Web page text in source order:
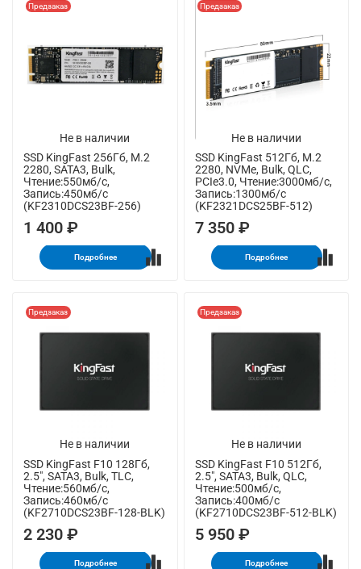
Не в наличии
Предзаказ
SSD KingFast 256Гб, M.2
2280, SATA3, Bulk,
Чтение:550мб/с,
Запись:450мб/с
(KF2310DCS23BF-256)
1 400 ₽
Подробнее
Не в наличии
Предзаказ
SSD KingFast 512Гб, M.2
2280, NVMe, Bulk, QLC,
PCIe3.0, Чтение:3000мб/с,
Запись:1300мб/с
(KF2321DCS25BF-512)
7 350 ₽
Подробнее
Не в наличии
Предзаказ
SSD KingFast F10 128Гб,
2.5", SATA3, Bulk, TLC,
Чтение:560мб/с,
Запись:460мб/с
(KF2710DCS23BF-128-BLK)
2 230 ₽
Подробнее
Не в наличии
Предзаказ
SSD KingFast F10 512Гб,
2.5", SATA3, Bulk, QLC,
Чтение:500мб/с,
Запись:400мб/с
(KF2710DCS23BF-512-BLK)
5 950 ₽
Подробнее